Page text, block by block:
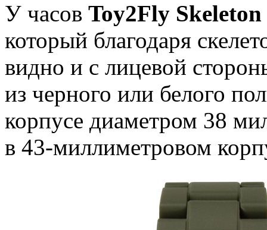
У часов Toy2Fly Skeleton
который благодаря
видно и с лицевой
из черного или белого
корпусе диаметром 38
в 43-миллиметровом